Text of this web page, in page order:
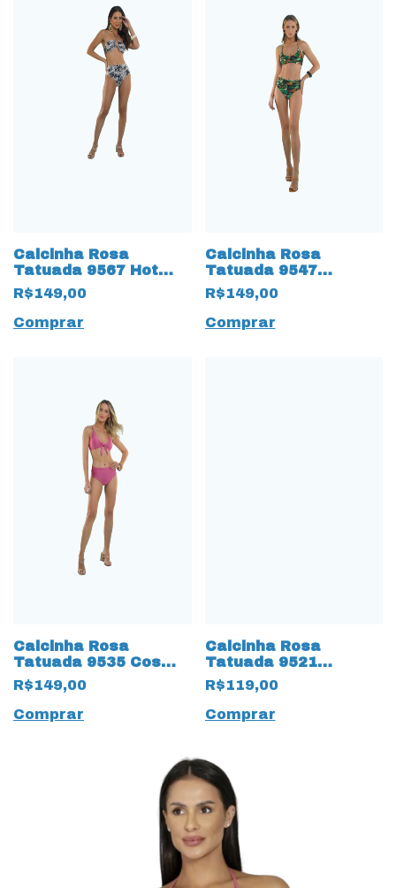
Calcinha Rosa
Tatuada 9567 Hot
Pant Estampada
Preto
R$149,00
Comprar
Calcinha Rosa
Tatuada 9547
Estampada Verde
R$149,00
Comprar
Calcinha Rosa
Tatuada 9535 Cos
Largo Winner Rosa
R$149,00
Comprar
Calcinha Rosa
Tatuada 9521
Anarruga Cortinha
Lateral Verde
R$119,00
Comprar